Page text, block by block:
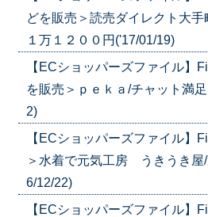
どを販売＞読売ダイレクト大
１万１２００円('17/01/19)
【ECショッパーズファイル
を販売＞ｐｅｋａ/チャット満
2)
【ECショッパーズファイル
＞水着で元気工房 うきうき屋
6/12/22)
【ECショッパーズファイル